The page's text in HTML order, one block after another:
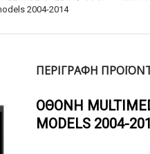
2004-2014
ΠΕΡΙΓΡΑΦΗ
OΘΟΝΗ
MODELS 2004-